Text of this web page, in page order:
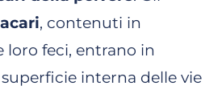
, contenuti in
loro feci, entrano in
interna delle vie